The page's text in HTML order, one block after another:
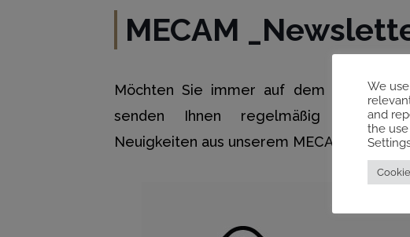
MECAM
Möchten Sie immer auf dem neuesten
senden Ihnen regelmäßig einen
Neuigkeiten aus unserem MECAM-
We
and
the